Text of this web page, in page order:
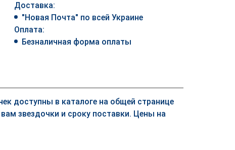
Доставка:
"Новая Почта" по всей Украине
Оплата:
Безналичная форма оплаты
доступны в каталоге на общей странице
звездочки и сроку поставки. Цены на